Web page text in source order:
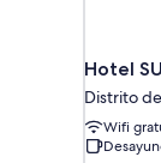
Hotel
Distrito
Wifi